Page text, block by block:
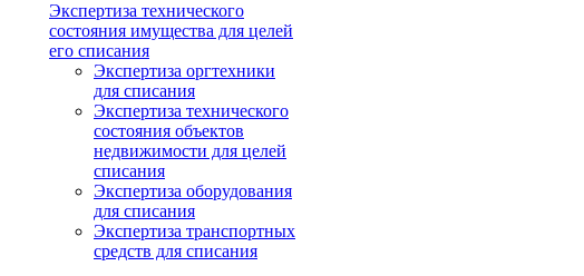
Экспертиза технического
состояния имущества для целей
его списания
Экспертиза оргтехники
для списания
Экспертиза технического
состояния объектов
недвижимости для целей
списания
Экспертиза оборудования
для списания
Экспертиза транспортных
средств для списания